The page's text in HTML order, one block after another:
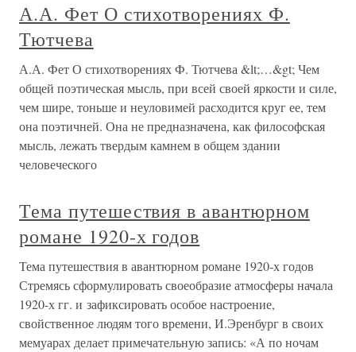
А.А. Фет О стихотворениях Ф.
Тютчева
А.А. Фет О стихотворениях Ф. Тютчева &lt;…&gt; Чем
общей поэтическая мысль, при всей своей яркости и силе,
чем шире, тоньше и неуловимей расходится круг ее, тем
она поэтичней. Она не предназначена, как философская
мысль, лежать твердым камнем в общем здании
человеческого
Тема путешествия в авантюрном
романе 1920-х годов
Тема путешествия в авантюрном романе 1920-х годов
Стремясь сформулировать своеобразие атмосферы начала
1920-х гг. и зафиксировать особое настроение,
свойственное людям того времени, И.Эренбург в своих
мемуарах делает примечательную запись: «А по ночам